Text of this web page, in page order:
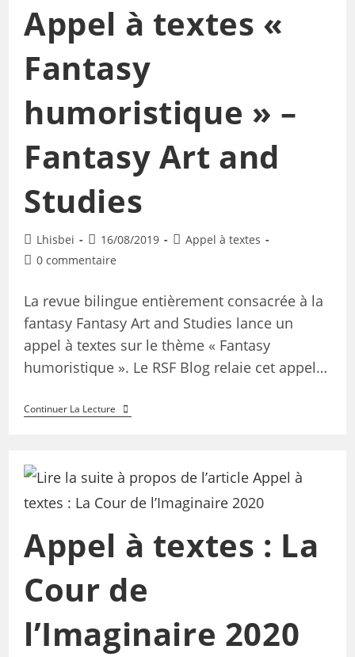
Appel à textes «
Fantasy
humoristique » –
Fantasy Art and
Studies
Lhisbei 16/08/2019
Appel à textes
0 commentaire
La revue bilingue entièrement consacrée à la
fantasy Fantasy Art and Studies lance un
appel à textes sur le thème « Fantasy
humoristique ». Le RSF Blog relaie cet appel…
Continuer La Lecture
Appel à textes : La
Cour de
l’Imaginaire 2020